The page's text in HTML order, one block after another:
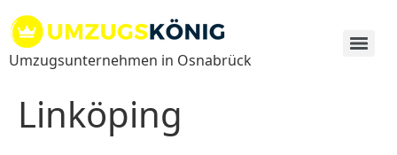
Inhalt
springen
Umzugsunternehmen in Osnabrück
Linköping